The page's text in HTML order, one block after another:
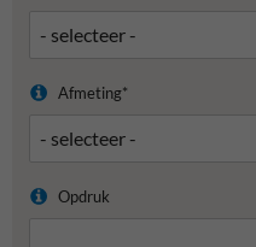
Afmeting*
Opdruk